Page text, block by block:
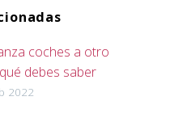
coches a otro
debes saber
2022